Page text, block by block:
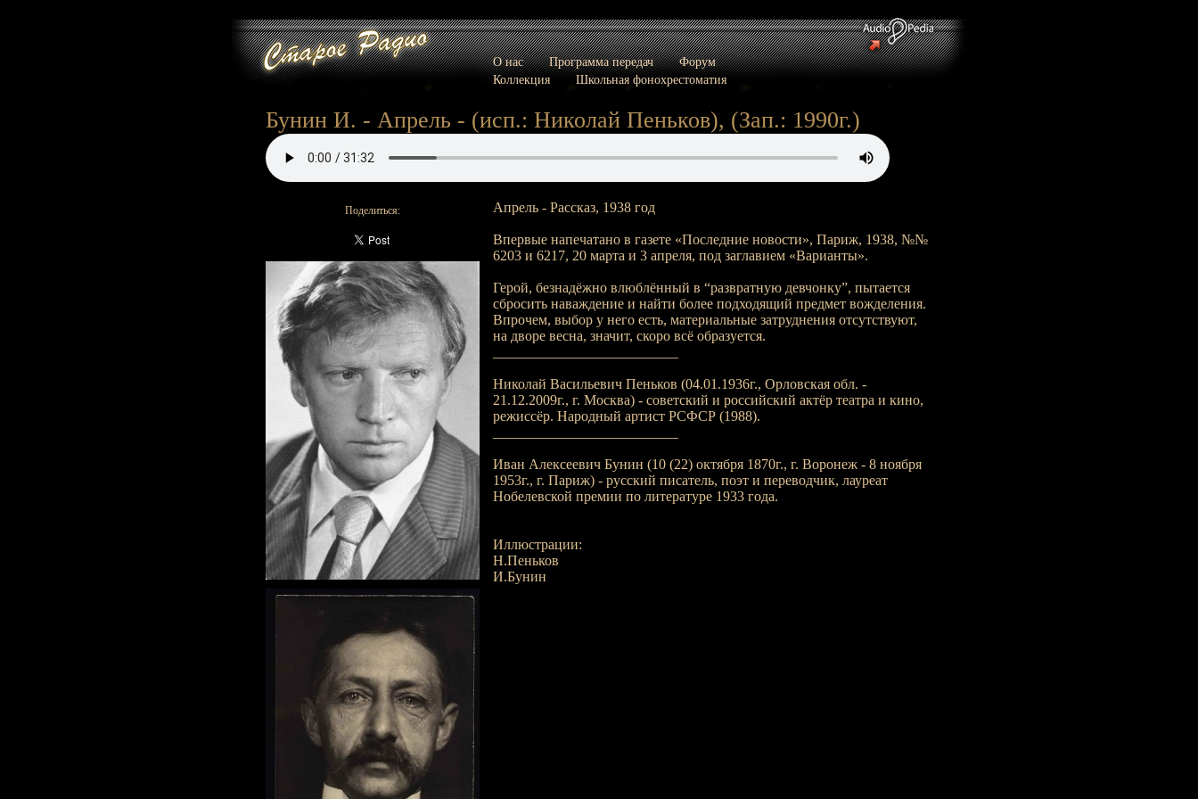
О нас Программа передач
Форум
Коллекция
Школьная фонохрестоматия
Бунин И. - Апрель - (исп.: Николай Пеньков), (Зап.: 1990г.)
Поделиться: Апрель - Рассказ, 1938 год
Впервые напечатано в газете «Последние новости», Париж, 1938, №№
6203 и 6217, 20 марта и 3 апреля, под заглавием «Варианты».
Герой, безнадёжно влюблённый в “развратную девчонку”, пытается
сбросить наваждение и найти более подходящий предмет вожделения.
Впрочем, выбор у него есть, материальные затруднения отсутствуют,
на дворе весна, значит, скоро всё образуется.
Николай Васильевич Пеньков (04.01.1936г., Орловская обл. -
21.12.2009г., г. Москва) - советский и российский актёр театра и кино,
режиссёр. Народный артист РСФСР (1988).
Иван Алексеевич Бунин (10 (22) октября 1870г., г. Воронеж - 8 ноября
1953г., г. Париж) - русский писатель, поэт и переводчик, лауреат
Нобелевской премии по литературе 1933 года.
Иллюстрации:
Н.Пеньков
И.Бунин